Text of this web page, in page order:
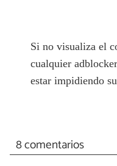
Si no visualiza el
cualquier
estar impidiendo
8 comentarios